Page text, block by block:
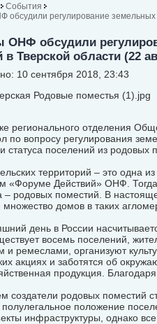
События
обсудили регулирование
ОНФ обсудили
в Тверской области (22
10 сентября 2018, 23:43
регионального отделения
по вопросу регулирования
статуса поселений из родовых
территорий – это одна
«Форуме Действий» ОНФ.
– родовых поместий. В
множество домов в таких
день в России
восемь поселений,
и ремеслами, организуют
акциях и заботятся об
продукция.
создатели родовых поместий
полулегальное положение
инфраструктуры, однако